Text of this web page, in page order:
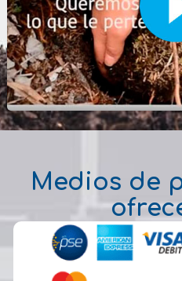
Medios de